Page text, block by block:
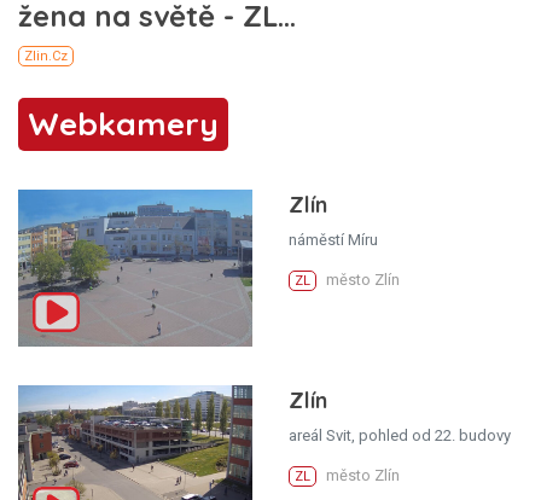
Webkamery
Zlín
náměstí Míru
ZL město Zlín
Zlín
areál Svit, pohled od 22. budovy
ZL město Zlín